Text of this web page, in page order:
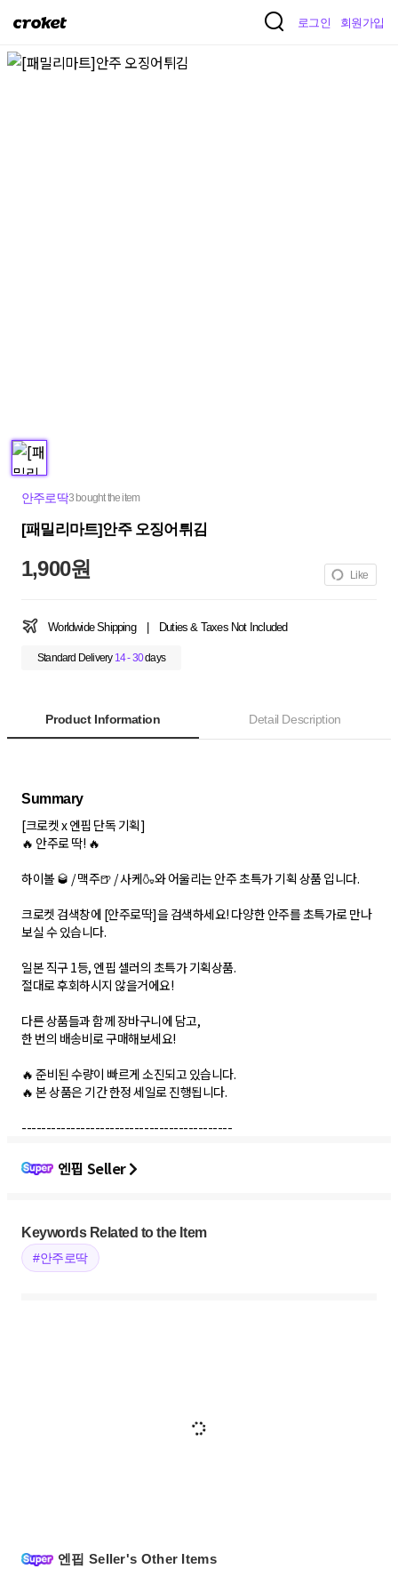
크
켓
로그인 회원가입
안주로딱3 bought the item
[패밀리마트]안주 오징어튀김
1,900원 Like
Worldwide Shipping Duties & Taxes Not Included
Standard Delivery 14 - 30days
Product Information Detail Description
Summary
[크로켓 x 엔핍 단독 기획]
🔥 안주로 딱! 🔥
하이볼 🥃 / 맥주🍺 / 사케🍶와 어울리는 안주 초특가 기획 상품 입니다.
크로켓 검색창에 [안주로딱]을 검색하세요! 다양한 안주를 초특가로 만나
보실 수 있습니다.
일본 직구 1등, 엔핍 셀러의 초특가 기획상품.
절대로 후회하시지 않을거에요!
다른 상품들과 함께 장바구니에 담고,
한 번의 배송비로 구매해보세요!
🔥 준비된 수량이 빠르게 소진되고 있습니다.
🔥 본 상품은 기간 한정 세일로 진행됩니다.
-------------------------------------------
엔핍 Seller
Keywords Related to the Item
#안주로딱
엔핍 Seller's Other Items